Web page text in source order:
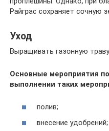
Райграс сохраняет сочную
Уход
Выращивать газонную траву
Основные мероприятия
выполнении таких
полив;
внесение удобрений;